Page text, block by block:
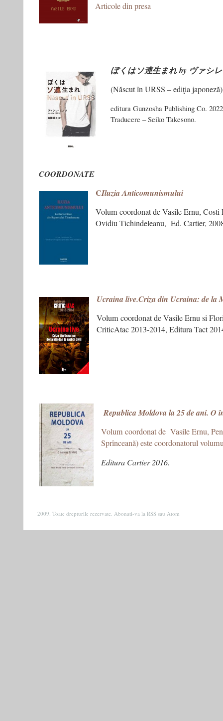
Articole din presa
ぼくはソ連生まれ by ヴァシ
(Născut în URSS – ediţia japoneză)
editura Gunzosha Publishing Co. 2022
Traducere – Seiko Takesono.
COORDONATE
CIluzia Anticomunismului
Volum coordonat de Vasile Ernu, Costi
Ovidiu Tichindeleanu, Ed. Cartier,
Ucraina live.Criza din Ucraina: de la
Volum coordonat de Vasile Ernu si
CriticAtac 2013-2014, Editura Tact
Republica Moldova la 25 de ani. O
Volum coordonat de Vasile Ernu,
Sprînceană) este coordonatorul
Editura Cartier 2016.
2009. Toate drepturile rezervate. Abonati-va la RSS sau Atom